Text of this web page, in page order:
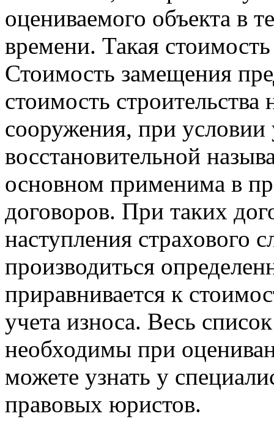
оцениваемого объекта в
времени. Такая
Стоимость замещения
стоимость строительства
сооружения, при условии
восстановительной
основном применима в
договоров. При таких
наступления страхового
производиться
приравнивается к
учета износа. Весь
необходимы при
можете узнать у
правовых юристов.